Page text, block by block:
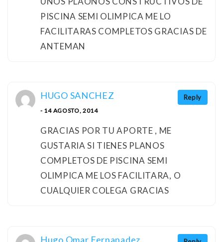
PISCINA SEMI OLIMPICA ME LO
FACILITARAS COMPLETOS GRACIAS DE
ANTEMAN
Reply
HUGO SANCHEZ
- 14 AGOSTO, 2014
GRACIAS POR TU APORTE , ME
GUSTARIA SI TIENES PLANOS
COMPLETOS DE PISCINA SEMI
OLIMPICA ME LOS FACILITARA, O
CUALQUIER COLEGA GRACIAS
Hugo Omar Fernanadez